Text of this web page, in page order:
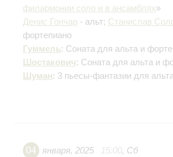
филармонии соло и в ансамблях»
Денис Гончар - альт; Станислав
фортепиано
Гуммель: Соната для альта и
Шостакович: Соната для альта и
Шуман: 3 пьесы-фантазии для
04 января, 2025 15:00, Сб